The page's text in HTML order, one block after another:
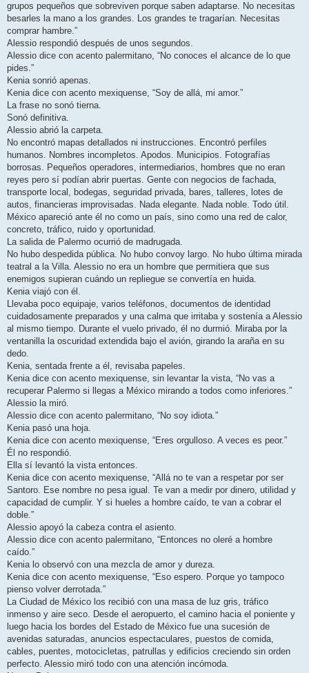
grupos pequeños que sobreviven porque saben adaptarse. No necesitas
besarles la mano a los grandes. Los grandes te tragarían. Necesitas
comprar hambre.”
Alessio respondió después de unos segundos.
Alessio dice con acento palermitano, “No conoces el alcance de lo que
pides.”
Kenia sonrió apenas.
Kenia dice con acento mexiquense, “Soy de allá, mi amor.”
La frase no sonó tierna.
Sonó definitiva.
Alessio abrió la carpeta.
No encontró mapas detallados ni instrucciones. Encontró perfiles
humanos. Nombres incompletos. Apodos. Municipios. Fotografías
borrosas. Pequeños operadores, intermediarios, hombres que no eran
reyes pero sí podían abrir puertas. Gente con negocios de fachada,
transporte local, bodegas, seguridad privada, bares, talleres, lotes de
autos, financieras improvisadas. Nada elegante. Nada noble. Todo útil.
México apareció ante él no como un país, sino como una red de calor,
concreto, tráfico, ruido y oportunidad.
La salida de Palermo ocurrió de madrugada.
No hubo despedida pública. No hubo convoy largo. No hubo última mirada
teatral a la Villa. Alessio no era un hombre que permitiera que sus
enemigos supieran cuándo un repliegue se convertía en huida.
Kenia viajó con él.
Llevaba poco equipaje, varios teléfonos, documentos de identidad
cuidadosamente preparados y una calma que irritaba y sostenía a Alessio
al mismo tiempo. Durante el vuelo privado, él no durmió. Miraba por la
ventanilla la oscuridad extendida bajo el avión, girando la araña en su
dedo.
Kenia, sentada frente a él, revisaba papeles.
Kenia dice con acento mexiquense, sin levantar la vista, “No vas a
recuperar Palermo si llegas a México mirando a todos como inferiores.”
Alessio la miró.
Alessio dice con acento palermitano, “No soy idiota.”
Kenia pasó una hoja.
Kenia dice con acento mexiquense, “Eres orgulloso. A veces es peor.”
Él no respondió.
Ella sí levantó la vista entonces.
Kenia dice con acento mexiquense, “Allá no te van a respetar por ser
Santoro. Ese nombre no pesa igual. Te van a medir por dinero, utilidad y
capacidad de cumplir. Y si hueles a hombre caído, te van a cobrar el
doble.”
Alessio apoyó la cabeza contra el asiento.
Alessio dice con acento palermitano, “Entonces no oleré a hombre
caído.”
Kenia lo observó con una mezcla de amor y dureza.
Kenia dice con acento mexiquense, “Eso espero. Porque yo tampoco
pienso volver derrotada.”
La Ciudad de México los recibió con una masa de luz gris, tráfico
inmenso y aire seco. Desde el aeropuerto, el camino hacia el poniente y
luego hacia los bordes del Estado de México fue una sucesión de
avenidas saturadas, anuncios espectaculares, puestos de comida,
cables, puentes, motocicletas, patrullas y edificios creciendo sin orden
perfecto. Alessio miró todo con una atención incómoda.